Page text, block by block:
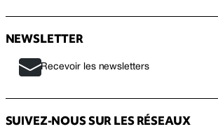
NEWSLETTER
Recevoir les newsletters
SUIVEZ-NOUS SUR LES RÉSEAUX